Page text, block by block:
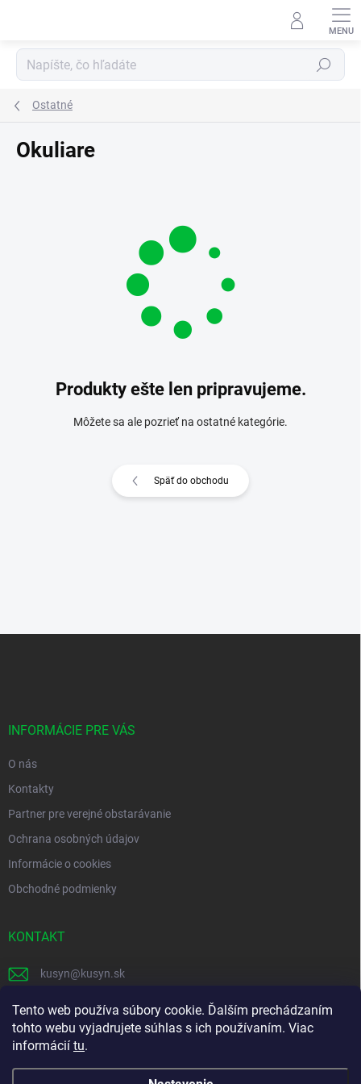
Tento web používa súbory cookie. Ďalším prechádzaním
tohto webu vyjadrujete súhlas s ich používaním. Viac
informácií tu.
Hľadať
Ostatné
Okuliare
Produkty ešte len pripravujeme.
Môžete sa ale pozrieť na ostatné kategórie.
Späť do obchodu
INFORMÁCIE PRE VÁS
O nás
Kontakty
Partner pre verejné obstarávanie
Ochrana osobných údajov
Informácie o cookies
Obchodné podmienky
KONTAKT
kusyn@kusyn.sk
+421 903 445 999
labtech_svk